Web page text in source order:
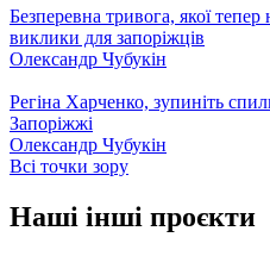
Безперевна тривога, якої
виклики для запоріжців
Олександр Чубукін
Регіна Харченко, зупиніть
Запоріжжі
Олександр Чубукін
Всі точки зору
Наші інші проєкти